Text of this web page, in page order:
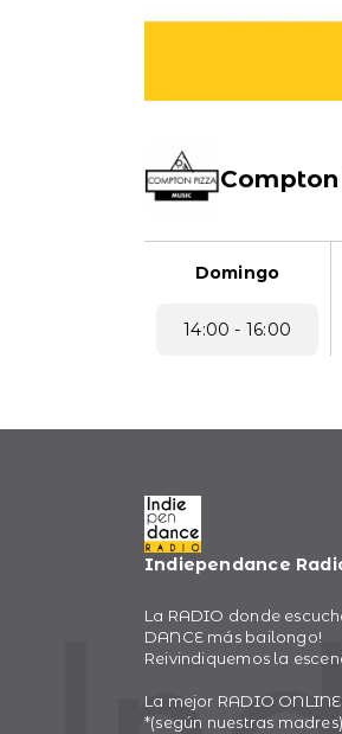
Domingo
14:00 - 16:00
Indiependance
La RADIO donde
DANCE más bailongo!
Reivindiquemos la
La mejor RADIO
*(según nuestras madres).